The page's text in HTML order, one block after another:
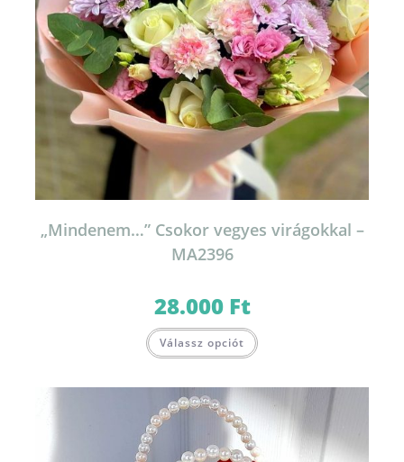
„Mindenem…” Csokor vegyes virágokkal –
MA2396
28.000 Ft
Válassz opciót